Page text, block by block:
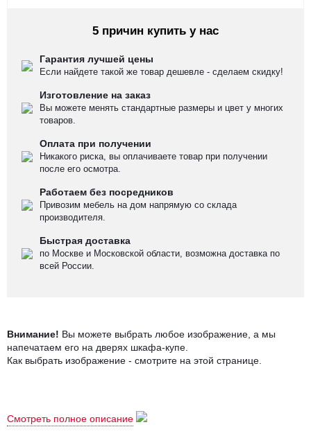
5 причин купить у нас
Гарантия лучшей цены
Если найдете такой же товар дешевле - сделаем скидку!
Изготовление на заказ
Вы можете менять стандартные размеры и цвет у многих
товаров.
Оплата при получении
Никакого риска, вы оплачиваете товар при получении
после его осмотра.
Работаем без посредников
Привозим мебель на дом напрямую со склада
производителя.
Быстрая доставка
по Москве и Московской области, возможна доставка по
всей России.
Внимание! Вы можете выбрать любое изображение, а мы
напечатаем его на дверях шкафа-купе.
Как выбрать изображение - смотрите на этой странице
широкой гамме цветовых и конструктивных решений.
Смотреть полное описание